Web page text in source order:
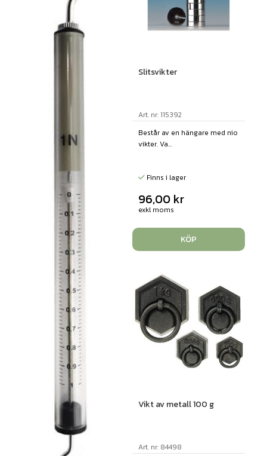
Slitsvikter
Art. nr: 115392
Består av en hängare med nio
vikter. Va...
Finns i lager
96,00 kr
exkl moms
KÖP
Vikt av metall 100 g
Art. nr: 84498